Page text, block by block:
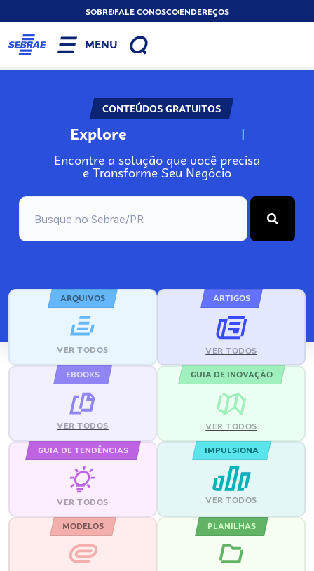
SOBREFALE CONOSCOENDEREÇOS
MENU
CONTEÚDOS GRATUITOS
Explore N
Encontre a solução que você precisa
e Transforme Seu Negócio
ARQUIVOS
VER TODOS
ARTIGOS
VER TODOS
EBOOKS
VER TODOS
GUIA DE INOVAÇÃO
VER TODOS
GUIA DE TENDÊNCIAS
VER TODOS
IMPULSIONA
VER TODOS
MODELOS PLANILHAS